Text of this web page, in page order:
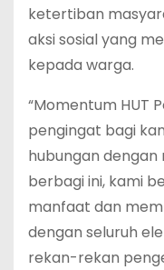
ketertiban
aksi sosial yang
kepada warga.
“Momentum HUT
pengingat bagi
hubungan
berbagi ini, kami
manfaat dan
dengan seluruh
rekan-rekan